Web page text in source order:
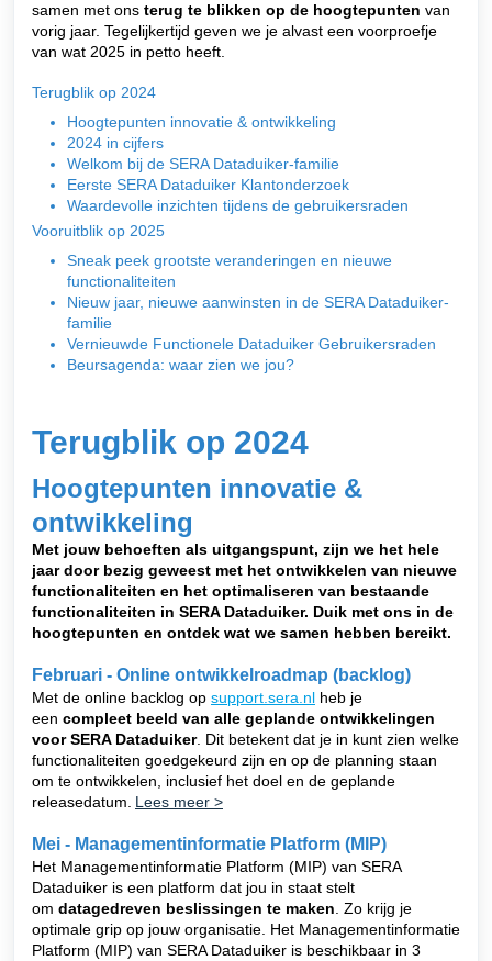
samen met ons terug te blikken op de hoogtepunten van
vorig jaar. Tegelijkertijd geven we je alvast een voorproefje
van wat 2025 in petto heeft.
Terugblik op 2024
Hoogtepunten innovatie & ontwikkeling
2024 in cijfers
Welkom bij de SERA Dataduiker-familie
Eerste SERA Dataduiker Klantonderzoek
Waardevolle inzichten tijdens de gebruikersraden
Vooruitblik op 2025
Sneak peek grootste veranderingen en nieuwe
functionaliteiten
Nieuw jaar, nieuwe aanwinsten in de SERA Dataduiker-
familie
Vernieuwde Functionele Dataduiker Gebruikersraden
Beursagenda: waar zien we jou?
Terugblik op 2024
Hoogtepunten innovatie &
ontwikkeling
Met jouw behoeften als uitgangspunt, zijn we het hele
jaar door bezig geweest met het ontwikkelen van nieuwe
functionaliteiten en het optimaliseren van bestaande
functionaliteiten in SERA Dataduiker. Duik met ons in de
hoogtepunten en ontdek wat we samen hebben bereikt.
Februari - Online ontwikkelroadmap (backlog)
Met de online backlog op support.sera.nl heb je
een compleet beeld van alle geplande ontwikkelingen
voor SERA Dataduiker. Dit betekent dat je in kunt zien welke
functionaliteiten goedgekeurd zijn en op de planning staan
om te ontwikkelen, inclusief het doel en de geplande
releasedatum. Lees meer >
Mei - Managementinformatie Platform (MIP)
Het Managementinformatie Platform (MIP) van SERA
Dataduiker is een platform dat jou in staat stelt
om datagedreven beslissingen te maken . Zo krijg je
optimale grip op jouw organisatie. Het Managementinformatie
Platform (MIP) van SERA Dataduiker is beschikbaar in 3